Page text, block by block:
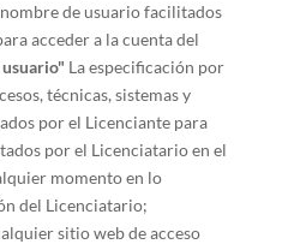
de usuario facilitados
acceder a la cuenta del
La especificación por
técnicas, sistemas y
por el Licenciante para
por el Licenciatario en el
momento en lo
del Licenciatario;
sitio web de acceso